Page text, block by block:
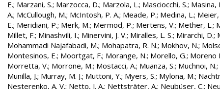
E.; Marzani, S.; Marzocca, D.; Marzola, L.; Masciocchi, S.; Masina,
A.; McCullough, M.; McIntosh, P. A.; Meade, P.; Medina, L.; Meier,
E.; Meridiani, P.; Merk, M.; Mermod, P.; Mertens, V.; Mether, L.;
Millet, F.; Minashvili, I.; Minervini, J. V.; Miralles, L. S.; Mirarchi, D.;
Mohammadi Najafabadi, M.; Mohapatra, R. N.; Mokhov, N.;
Montesinos, E.; Moortgat, F.; Morange, N.; Morello, G.; Moreno
Morretta, V.; Morrone, M.; Mostacci, A.; Muanza, S.; Muchnoi, N.;
Munilla, J.; Murray, M. J.; Muttoni, Y.; Myers, S.; Mylona, M.;
Nesterenko, A. V.; Netto, J. A.; Nettsträter, A.; Neubüser, C.;